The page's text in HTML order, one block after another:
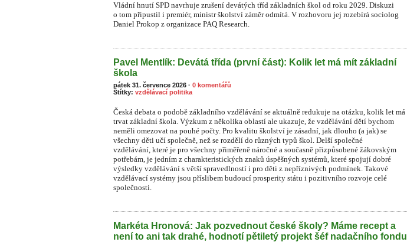
Vládní hnutí SPD navrhuje zrušení devátých tříd základních škol od roku 2029. Diskuzi
o tom připustil i premiér, ministr školství záměr odmítá. V rozhovoru jej rozebírá sociolog
Daniel Prokop z organizace PAQ Research.
Pavel Mentlík: Devátá třída (první část): Kolik let má mít základní
škola
pátek 31. července 2026 · 0 komentářů
Štítky: vzdělávací politika
Česká debata o podobě základního vzdělávání se aktuálně redukuje na otázku, kolik let má
trvat základní škola. Výzkum z několika oblastí ale ukazuje, že vzdělávání dětí bychom
neměli omezovat na pouhé počty. Pro kvalitu školství je zásadní, jak dlouho (a jak) se
všechny děti učí společně, než se rozdělí do různých typů škol. Delší společné
vzdělávání, které je pro všechny přiměřeně náročné a současně přizpůsobené žákovským
potřebám, je jedním z charakteristických znaků úspěšných systémů, které spojují dobré
výsledky vzdělávání s větší spravedlností i pro děti z nepříznivých podmínek. Takové
vzdělávací systémy jsou příslibem budoucí prosperity státu i pozitivního rozvoje celé
společnosti.
Markéta Hronová: Jak pozvednout české školy? Máme recept a
není to ani tak drahé, hodnotí pětiletý projekt šéf nadačního fondu